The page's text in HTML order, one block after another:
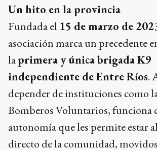
Un hito en la provincia
Fundada el 15 de marzo de
asociación marca un precedente
laprimera y única brigada K9
independiente de Entre Ríos.
depender de instituciones como
Bomberos Voluntarios, funciona
autonomía que les permite estar
directo de la comunidad,